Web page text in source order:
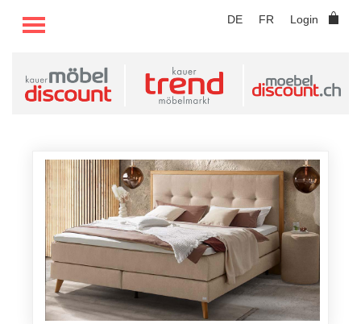
DE FR Login
TOGGLE MENU